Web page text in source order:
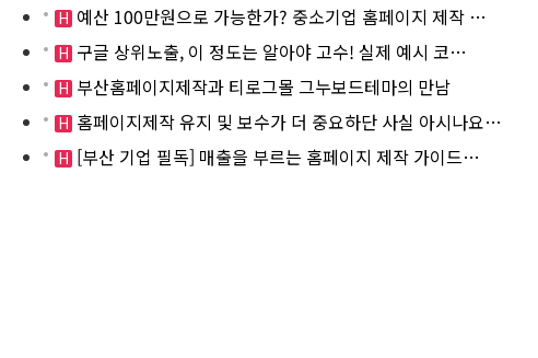
H 예산 100만원으로 가능한가? 중소기업 홈페이지 제작 …
H 구글 상위노출, 이 정도는 알아야 고수! 실제 예시 코…
H 부산홈페이지제작과 티로그몰 그누보드테마의 만남
H 홈페이지제작 유지 및 보수가 더 중요하단 사실 아시나요…
H [부산 기업 필독] 매출을 부르는 홈페이지 제작 가이드…